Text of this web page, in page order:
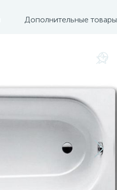
Дополнительные товары